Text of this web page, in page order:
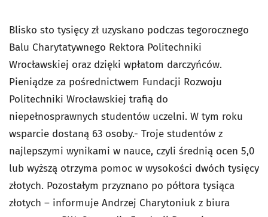
Blisko sto tysięcy zł uzyskano podczas tegorocznego
Balu Charytatywnego Rektora Politechniki
Wrocławskiej oraz dzięki wpłatom darczyńców.
Pieniądze za pośrednictwem Fundacji Rozwoju
Politechniki Wrocławskiej trafią do
niepełnosprawnych studentów uczelni. W tym roku
wsparcie dostaną 63 osoby.- Troje studentów z
najlepszymi wynikami w nauce, czyli średnią ocen 5,0
lub wyższą otrzyma pomoc w wysokości dwóch tysięcy
złotych. Pozostałym przyznano po półtora tysiąca
złotych – informuje Andrzej Charytoniuk z biura